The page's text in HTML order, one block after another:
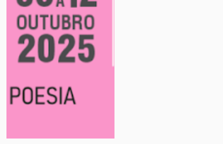
2025: TUDO QUE VOCÊ PRECISA
LIVROS QUE PROMETEM GRANDES